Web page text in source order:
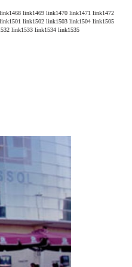
link1468 link1469 link1470 link1471 link1472
link1501 link1502 link1503 link1504 link1505
link1533 link1534 link1535